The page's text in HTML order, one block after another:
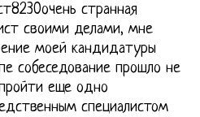
странная
своими делами, мне
моей кандидатуры
собеседование прошло не
еще одно
специалистом